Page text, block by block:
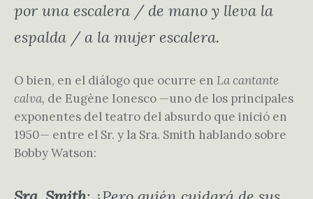
por una escalera / de mano y lleva la
espalda / a la mujer escalera.
O bien, en el diálogo que ocurre en La cantante
calva, de Eugène Ionesco —uno de los principales
exponentes del teatro del absurdo que inició en
1950— entre el Sr. y la Sra. Smith hablando sobre
Bobby Watson: